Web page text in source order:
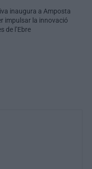
inaugura a Amposta
impulsar la innovació
de l’Ebre